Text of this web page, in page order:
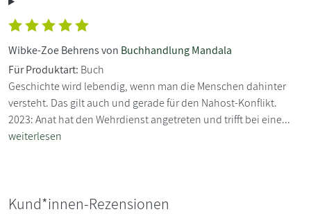
Wibke-Zoe Behrens von Buchhandlung Mandala
Für Produktart: Buch
Geschichte wird lebendig, wenn man die Menschen dahinter
versteht. Das gilt auch und gerade für den Nahost-Konflikt.
2023: Anat hat den Wehrdienst angetreten und trifft bei eine...
weiterlesen
Kund*innen-Rezensionen